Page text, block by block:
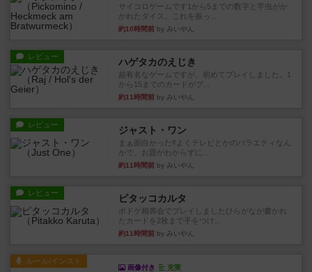
サイコロゲームです1から5までの数字と芋虫がか
かれたダイス。これを振っ...
約10時間前 by みいやん
レビュー ハゲタカのえじき
超有名なゲームですが、初めてプレイしました。1
から15までのカードがプ...
約11時間前 by みいやん
レビュー ジャスト・ワン
まぁ面白かった‼️よくテレビとかのバラエティなん
かで、お題がわからずに...
約11時間前 by みいやん
レビュー ピタッコカルタ
ボドゲ相席会でプレイしましたひらがなが書かれ
たカードを2枚まで手をつけ...
約11時間前 by みいやん
ルール/インスト
画像付き 充実